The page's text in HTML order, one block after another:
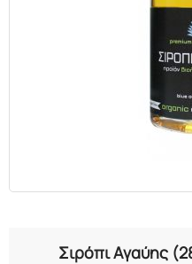
Σιρόπι Αγαύης